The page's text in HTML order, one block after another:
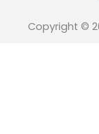
Copyright ©